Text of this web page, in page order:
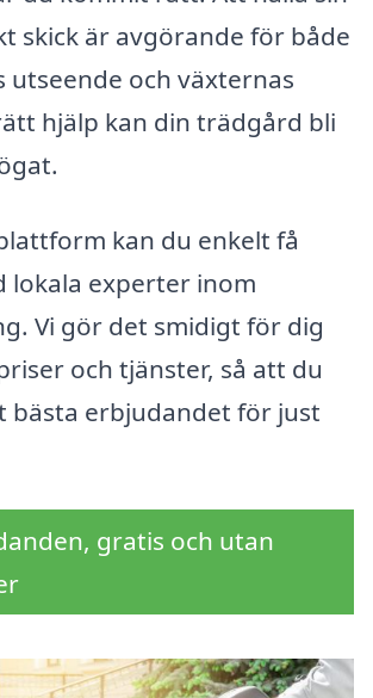
skick är avgörande för både
och växternas
hjälp kan din trädgård bli
kan du enkelt få
lokala experter inom
Vi gör det smidigt för dig
och tjänster, så att du
bästa erbjudandet för just
gratis och utan